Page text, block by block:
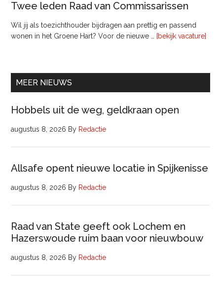
Twee leden Raad van Commissarissen
Wil jij als toezichthouder bijdragen aan prettig en passend
wonen in het Groene Hart? Voor de nieuwe …
[bekijk vacature]
MEER NIEUWS
Hobbels uit de weg, geldkraan open
augustus 8, 2026 By Redactie
Allsafe opent nieuwe locatie in Spijkenisse
augustus 8, 2026 By Redactie
Raad van State geeft ook Lochem en
Hazerswoude ruim baan voor nieuwbouw
augustus 8, 2026 By Redactie